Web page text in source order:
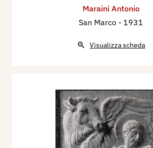
Maraini Antonio
San Marco - 1931
Visualizza scheda